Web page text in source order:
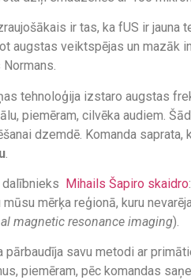
ir tas, ka fUS ir
augstas veiktspējas un mazāk
tehnoloģija izstaro augstas
piemēram, cilvēka audiem.
dzemdē. Komanda saprata,
dalībnieks Mihails Šapiro skaidro
mūsu mērķa reģionā, kuru
magnetic resonance imaging).
pārbaudīja savu metodi ar
piemēram, pēc komandas